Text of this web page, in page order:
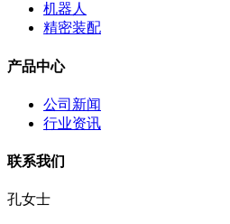
机器人
精密装配
产品中心
公司新闻
行业资讯
联系我们
孔女士